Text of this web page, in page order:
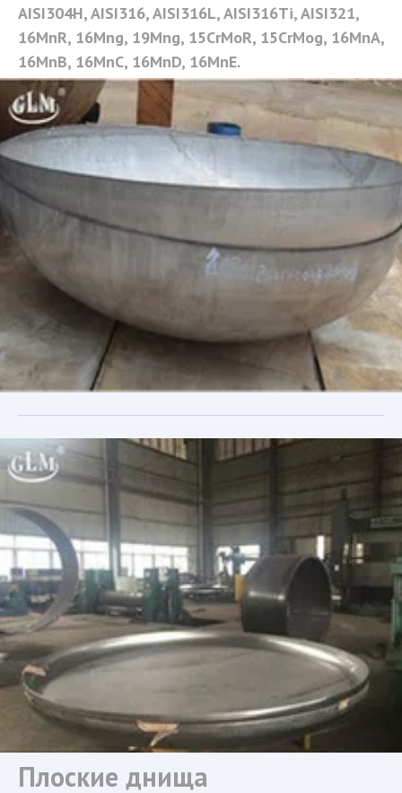
AISI304H, AISI316, AISI316L, AISI316Ti, AISI321,
16MnR, 16Mng, 19Mng, 15CrMoR, 15CrMog, 16MnA,
16MnB, 16MnC, 16MnD, 16MnE.
Плоские днища
Каталог продукции
Подпишитесь на дайджест, и получите
каталог в подарок.
Email